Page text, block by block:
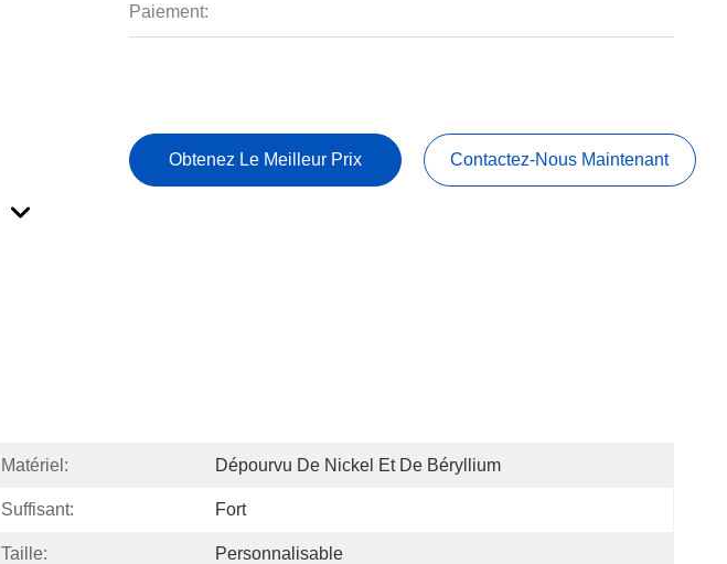
Paiement:
Obtenez Le Meilleur Prix Contactez-Nous Maintenant
Matériel: Dépourvu De Nickel Et De Béryllium
Suffisant: Fort
Taille: Personnalisable